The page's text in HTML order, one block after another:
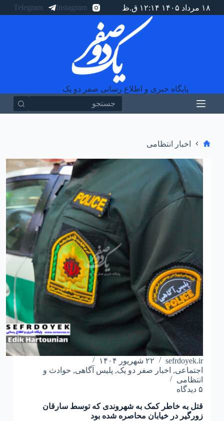
ا
۱۸ مرداد ۱۴۰۵ ۱۲:۱۴ ق.ظ Instagram
Telegram
پایگاه خبری و اطلاع رسانی صفر دو یک
اخبار انتظامی
sefrdoyek.ir
۲۲ شهریور ۱۴۰۴
اجتماعی, اخبار صفر دو یک, پلیس آگاهی, حوادث و
انتظامی
۵ دیدگاه
قتل به خاطر کمک به شهروندی که توسط سارقان
زورگیر در خیابان محاصره شده بود